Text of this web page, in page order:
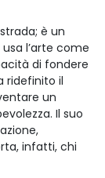
è un
l’arte come
di fondere
ridefinito il
un
Il suo
infatti, chi